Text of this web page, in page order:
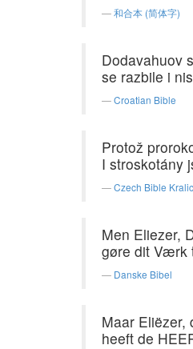
和合本 (简体字)
Dodavahuov
se razbile i
Croatian Bible
Protož
I stroskotány
Czech Bible
Men Eliezer,
gøre dit Værk
Danske Bibel
Maar Eliëzer,
heeft de